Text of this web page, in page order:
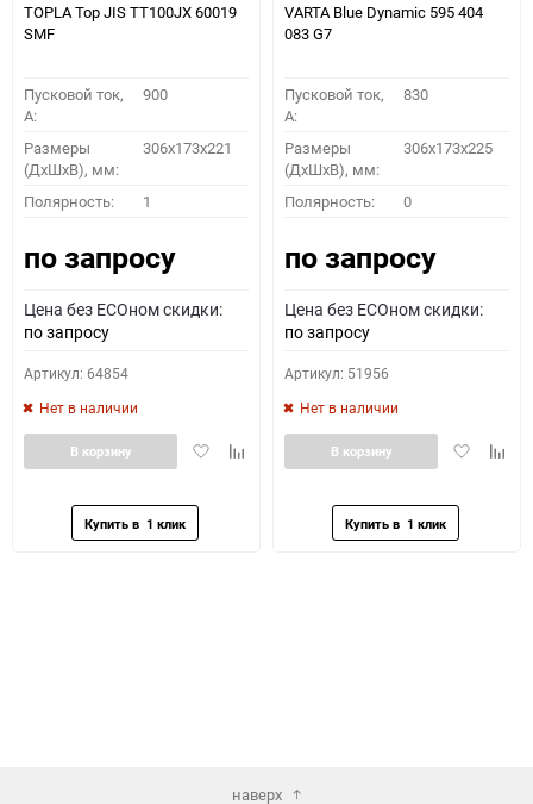
TOPLA Top JIS TT100JX 60019
SMF
Пусковой ток,
A:
900
Размеры
(ДхШхВ), мм:
306x173x221
Полярность: 1
по запросу
Цена без ECOном скидки:
по запросу
Артикул: 64854
Нет в наличии
ДобавитьДобавить
В корзину
VARTA Blue Dynamic 595 404
083 G7
Пусковой ток,
A:
830
Размеры
(ДхШхВ), мм:
306x173x225
Полярность: 0
по запросу
Цена без ECOном скидки:
по запросу
Артикул: 51956
Нет в наличии
Добавить
В корзину
наверх